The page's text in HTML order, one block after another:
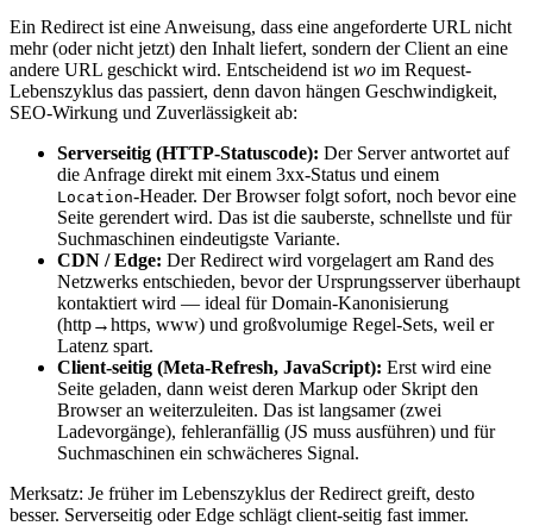
Ein Redirect ist eine Anweisung, dass eine angeforderte URL nicht
mehr (oder nicht jetzt) den Inhalt liefert, sondern der Client an eine
andere URL geschickt wird. Entscheidend ist wo im Request-
Lebenszyklus das passiert, denn davon hängen Geschwindigkeit,
SEO-Wirkung und Zuverlässigkeit ab:
Serverseitig (HTTP-Statuscode): Der Server antwortet auf
die Anfrage direkt mit einem 3xx-Status und einem
Location-Header. Der Browser folgt sofort, noch bevor eine
Seite gerendert wird. Das ist die sauberste, schnellste und für
Suchmaschinen eindeutigste Variante.
CDN / Edge: Der Redirect wird vorgelagert am Rand des
Netzwerks entschieden, bevor der Ursprungsserver überhaupt
kontaktiert wird — ideal für Domain-Kanonisierung
(http→https, www) und großvolumige Regel-Sets, weil er
Latenz spart.
Client-seitig (Meta-Refresh, JavaScript): Erst wird eine
Seite geladen, dann weist deren Markup oder Skript den
Browser an weiterzuleiten. Das ist langsamer (zwei
Ladevorgänge), fehleranfällig (JS muss ausführen) und für
Suchmaschinen ein schwächeres Signal.
Merksatz: Je früher im Lebenszyklus der Redirect greift, desto
besser. Serverseitig oder Edge schlägt client-seitig fast immer.